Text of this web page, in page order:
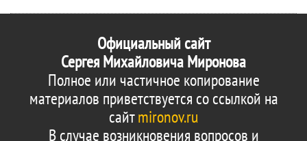
Официальный сайт
Сергея Михайловича Миронова
Полное или частичное копирование
материалов приветствуется со ссылкой на
сайтmironov.ru
В случае возникновения вопросов и